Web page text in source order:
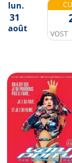
lun.
31
août VOST